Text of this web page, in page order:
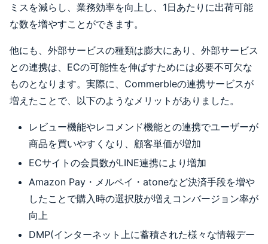
ミスを減らし、業務効率を向上し、1日あたりに出荷可能
な数を増やすことができます。
他にも、外部サービスの種類は膨大にあり、外部サービス
との連携は、ECの可能性を伸ばすためには必要不可欠な
ものとなります。実際に、Commerbleの連携サービスが
増えたことで、以下のようなメリットがありました。
レビュー機能やレコメンド機能との連携でユーザーが
商品を買いやすくなり、顧客単価が増加
ECサイトの会員数がLINE連携により増加
Amazon Pay・メルペイ・atoneなど決済手段を増や
したことで購入時の選択肢が増えコンバージョン率が
向上
DMP(インターネット上に蓄積された様々な情報デー